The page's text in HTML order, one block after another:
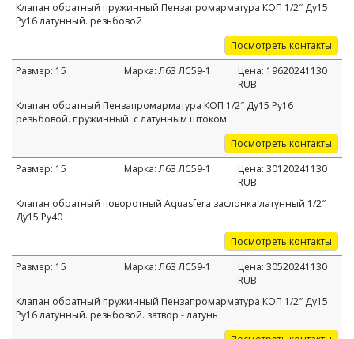
Клапан обратный пружинный Пензапромарматура КОП 1/2″ Ду15
Ру16 латунный. резьбовой
Посмотреть контакты
Размер: 15 Марка: Л63 ЛС59-1 Цена: 19620241130
RUB
Клапан обратный Пензапромарматура КОП 1/2″ Ду15 Ру16
резьбовой. пружинный. с латунным штоком
Посмотреть контакты
Размер: 15 Марка: Л63 ЛС59-1 Цена: 30120241130
RUB
Клапан обратный поворотный Aquasfera заслонка латунный 1/2″
Ду15 Ру40
Посмотреть контакты
Размер: 15 Марка: Л63 ЛС59-1 Цена: 30520241130
RUB
Клапан обратный пружинный Пензапромарматура КОП 1/2″ Ду15
Ру16 латунный. резьбовой. затвор - латунь